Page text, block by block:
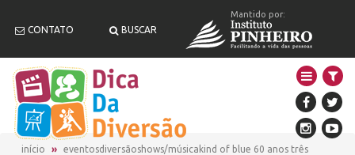
CONTATO BUSCAR
Mantido por:
início eventosdiversãoshows/música kind of blue 60 anos três